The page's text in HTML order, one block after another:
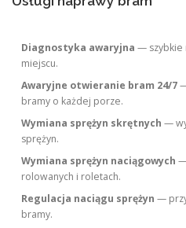
Diagnostyka awaryjna — szybkie
miejscu.
Awaryjne otwieranie bram 24/7
bramy o każdej porze.
Wymiana sprężyn skrętnych —
sprężyn.
Wymiana sprężyn naciągowych —
rolowanych i roletach.
Regulacja naciągu sprężyn —
bramy.